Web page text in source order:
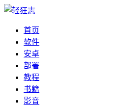
首页
软件
安卓
部署
教程
书籍
影音